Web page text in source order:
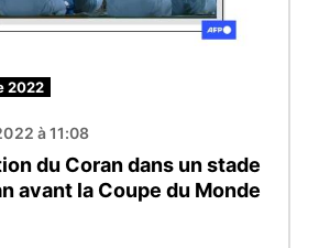
2022
à 11:08
du Coran dans un stade
avant la Coupe du Monde